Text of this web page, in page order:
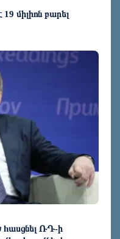
19 միլիոն բարել
hասցնել ՌԴ-ի